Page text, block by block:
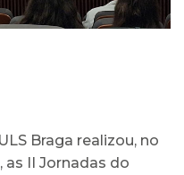
Braga realizou, no
II Jornadas do